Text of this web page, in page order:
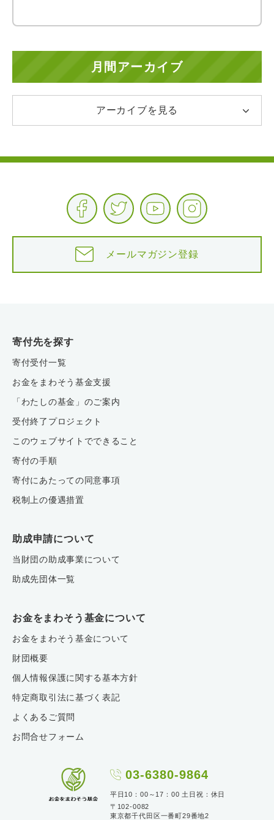
月間アーカイブ
アーカイブを見る
メールマガジン登録
寄付先を探す
寄付受付一覧
お金をまわそう基金支援
「わたしの基金」のご案内
受付終了プロジェクト
このウェブサイトでできること
寄付の手順
寄付にあたっての同意事項
税制上の優遇措置
助成申請について
当財団の助成事業について
助成先団体一覧
お金をまわそう基金について
お金をまわそう基金について
財団概要
個人情報保護に関する基本方針
特定商取引法に基づく表記
よくあるご質問
お問合せフォーム
03-6380-9864
平日10：00～17：00 土日祝：休日
〒102-0082
東京都千代田区一番町29番地2